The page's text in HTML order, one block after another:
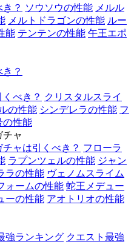
？ ソウソウの性能 メルル
メルトドラゴンの性能 ルー
能 テンテンの性能 午王エポ
？
べき？ クリスタルスライ
の性能 シンデレラの性能 フ
の性能
チャ
ャは引くべき？ フローラ
ラプンツェルの性能 ジャン
ラの性能 ヴェノムスライム
ォームの性能 蛇王メデュー
ーの性能 アオトリオの性能
強ランキング クエスト最強